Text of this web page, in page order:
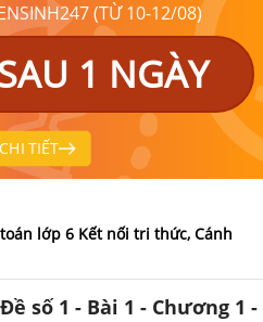
(TỪ 10-12/08)
1 NGÀY
TIẾT
lớp 6 Kết nối tri thức, Cánh
số 1 - Bài 1 - Chương 1 -